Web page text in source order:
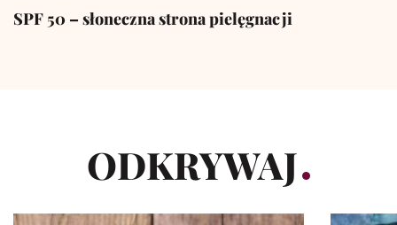
SPF 50 – słoneczna strona pielęgnacji
ODKRYWAJ